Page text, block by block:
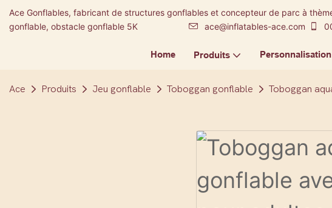
Ace Gonflables, fabricant de structures gonflables et concepteur de parc à
gonflable, obstacle gonflable 5K
ace@inflatables-ace.com
Home Produits Personnalisation
Ace Produits Jeu gonflable Toboggan gonflable Toboggan